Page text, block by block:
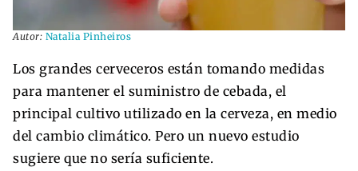
Autor: Natalia Pinheiros
Los grandes cerveceros están tomando medidas
para mantener el suministro de cebada, el
principal cultivo utilizado en la cerveza, en medio
del cambio climático. Pero un nuevo estudio
sugiere que no sería suficiente.